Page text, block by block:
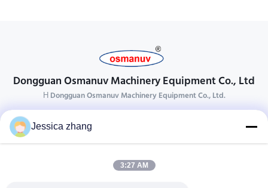
Dongguan Osmanuv Machinery Equipment Co., Ltd
Η Dongguan Osmanuv Machinery Equipment Co., Ltd.
28 δεύτερος ο βιομηχανικός, wei Liu chong, Wanjiang,
DongGuan, Guangdong, Κίνα
Jessica zhang
3:27 AM